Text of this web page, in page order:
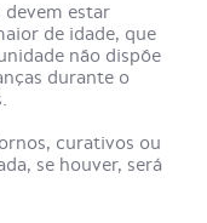
para guiar uma
devem estar
de idade, que
não dispõe
durante o
curativos ou
se houver, será